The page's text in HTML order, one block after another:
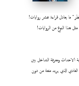
ما يعادل قراءة عشر روايات!
هذا النوع من الروايات!
الاحداث ومعرفة التداخل بين
العادي الذي يريد متعة من دون